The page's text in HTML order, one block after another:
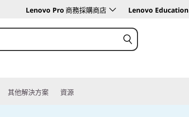
Lenovo Pro 商務採購商店 Lenovo Education
其他解決方案 資源